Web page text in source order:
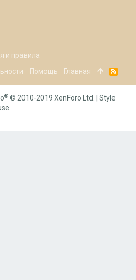
и правила
Помощь Главная
R
S
® © 2010-2019 XenForo Ltd.
Style